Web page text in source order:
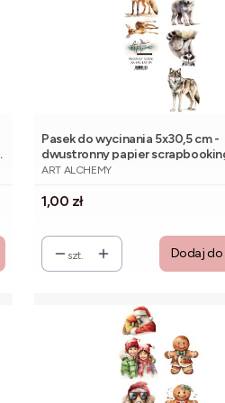
Pasek do wycinania 5x30,5 cm -
dwustronny papier
Alchemy of Art
PRODUCENT
ART ALCHEMY
Cena
1,00 zł
szt. Dodaj do